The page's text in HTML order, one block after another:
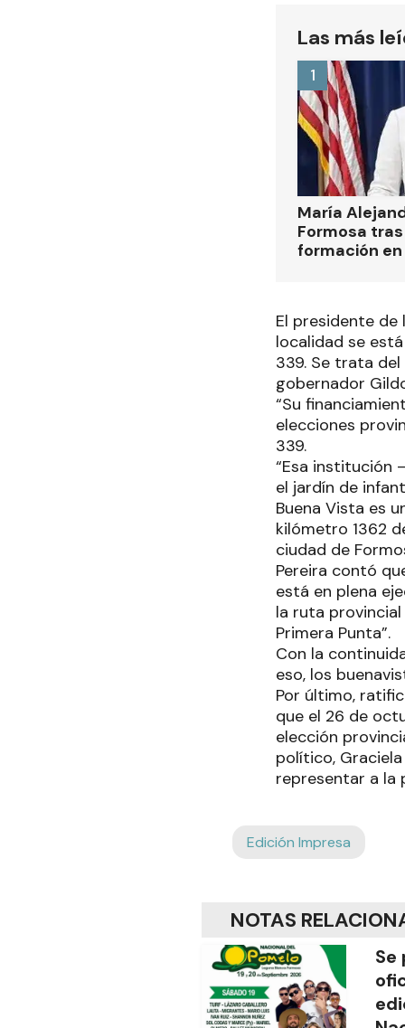
Las más
María
Formosa
formación
1
El presidente de
localidad se
339. Se trata
gobernador
“Su
elecciones
339.
“Esa institución
el jardín de
Buena Vista es
kilómetro 1362
ciudad de
Pereira contó
está en plena
la ruta
Primera Punta”.
Con la
eso, los
Por último,
que el 26 de
elección
político,
representar a la
Edición Impresa
NOTAS
Se